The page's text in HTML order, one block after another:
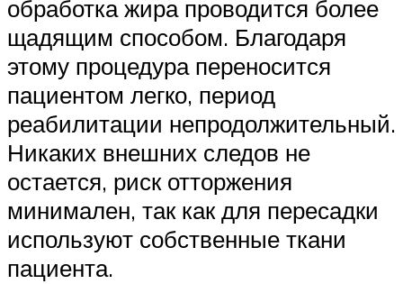
обработка жира проводится более
щадящим способом. Благодаря
этому процедура переносится
пациентом легко, период
реабилитации непродолжительный.
Никаких внешних следов не
остается, риск отторжения
минимален, так как для пересадки
используют собственные ткани
пациента.